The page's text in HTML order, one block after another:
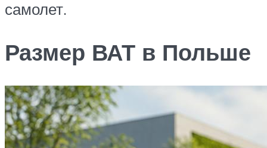
самолет.
Размер ВАТ в Польше